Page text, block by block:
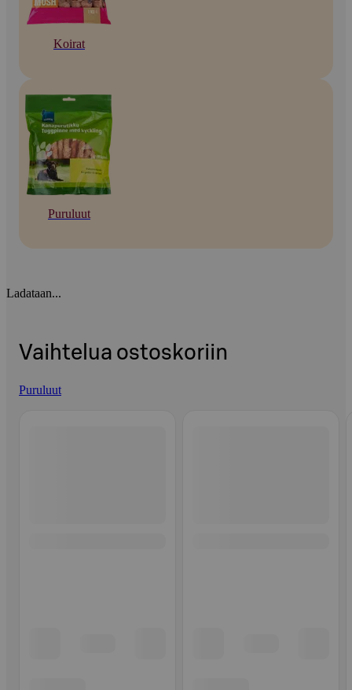
Koirat
Puruluut
Ladataan...
Vaihtelua ostoskoriin
Puruluut